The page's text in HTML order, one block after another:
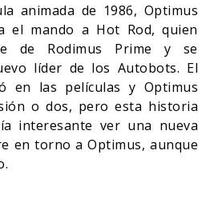
animada de 1986, Optimus
el mando a Hot Rod, quien
de Rodimus Prime y se
líder de los Autobots. El
en las películas y Optimus
o dos, pero esta historia
interesante ver una nueva
en torno a Optimus, aunque